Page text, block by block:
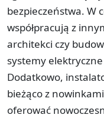
bezpieczeństwa. W
współpracują z
architekci czy
systemy
Dodatkowo,
bieżąco z
oferować